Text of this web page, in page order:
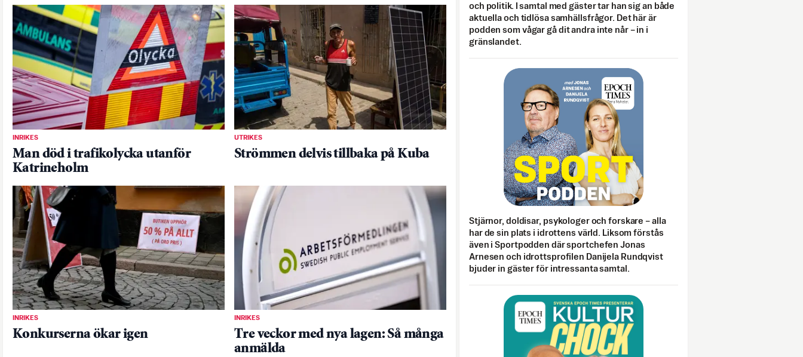
INRIKES
Man död i trafikolycka utanför
Katrineholm
UTRIKES
Strömmen delvis tillbaka på Kuba
INRIKES
Konkurserna ökar igen
INRIKES
Tre veckor med nya lagen: Så många
anmälda
och politik. I samtal med gäster tar han sig an både
aktuella och tidlösa samhällsfrågor. Det här är
podden som vågar gå dit andra inte når – in i
gränslandet.
Stjärnor, doldisar, psykologer och forskare – alla
har de sin plats i idrottens värld. Liksom förstås
även i Sportpodden där sportchefen Jonas
Arnesen och idrottsprofilen Danijela Rundqvist
bjuder in gäster för intressanta samtal.